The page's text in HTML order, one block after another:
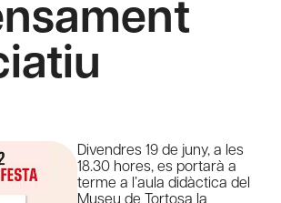
Divendres 19 de juny, a les
18.30 hores, es portarà a
terme a l’aula didàctica del
Museu de Tortosa la